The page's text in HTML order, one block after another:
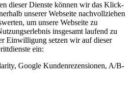
dieser Dienste können wir das Klick-
unserer Webseite nachvollziehen
um unsere Webseite zu
insgesamt laufend zu
Einwilligung setzen wir auf dieser
ein:
Google Kundenrezensionen, A/B-